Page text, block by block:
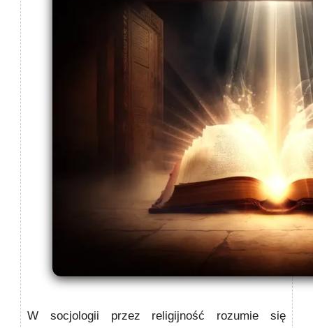
W socjologii przez religijność rozumie się